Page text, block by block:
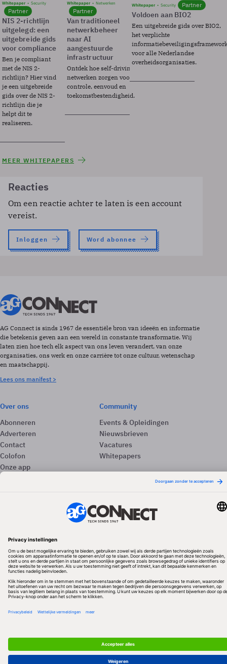
Whitepaper Security
Partner
NIS 2-richtlijn
uitgelegd: een
uitgebreide gids
voor compliance
Ben je compliant
met de NIS 2-
richtlijn? Hier vind
je een uitgebreide
gids over de NIS 2-
richtlijn die je
helpt dit te
realiseren.
Whitepaper Netwerken
Partner
Van traditioneel
netwerkbeheer
naar AI
aangestuurde
infrastructuur
Ontdek hoe self-driving
netwerken zorgen voor
controle, eenvoud en
toekomstbestendigheid.
Whitepaper Security Partner
Voldoen aan BIO2
Een uitgebreide gids over BIO2,
het verplichte
voor alle Nederlandse
overheidsorganisaties.
MEER WHITEPAPERS
Reacties
Om een reactie achter te laten is een account
vereist.
Inloggen Word abonnee
AG Connect is sinds 1967 de essentiële bron van ideeën en informatie
die betekenis geven aan een wereld in constante transformatie. Wij
laten zien hoe tech elk aspect van ons leven verandert, van onze
organisaties, ons werk en onze carrière tot onze cultuur, wetenschap
en maatschappij.
Lees ons manifest >
Over ons
Abonneren
Adverteren
Contact
Colofon
Onze app
Community
Events & Opleidingen
Nieuwsbrieven
Vacatures
Whitepapers
Redactionele partner
Algemene Voorwaarden & Copyrights